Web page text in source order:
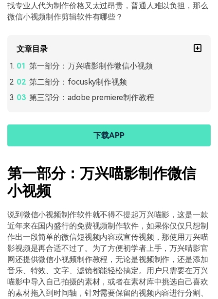
找专业人代为制作价格又太过昂贵，普通人难以负担，那么
微信小视频制作剪辑软件有哪些？
文章目录
第一部分：万兴喵影制作微信小视频
第二部分：focusky制作视频
第三部分：adobe premiere制作教程
下载APP
第一部分：万兴喵影制作微信
小视频
说到微信小视频制作软件就不得不提起万兴喵影，这是一款
近年来在国内盛行的免费视频制作软件，如果你仅仅只想制
作出一段简单的微信短视频内容或宣传视频，那使用万兴喵
影视频是再合适不过了。为了方便初学者上手，万兴喵影官
网还提供微信小视频制作教程，无论是视频制作，还是添加
音乐、特效、文字、滤镜都能轻松搞定。用户只需要在万兴
喵影中导入自己拍摄的素材，或者在素材库中挑选自己喜欢
的素材拖入到时间轴，针对需要保留的视频内容进行分割、